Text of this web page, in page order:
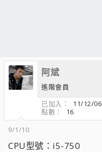
阿斌
進階會員
已加入
11/12/06
點數
16
9/1/10
CPU型號：i5-750